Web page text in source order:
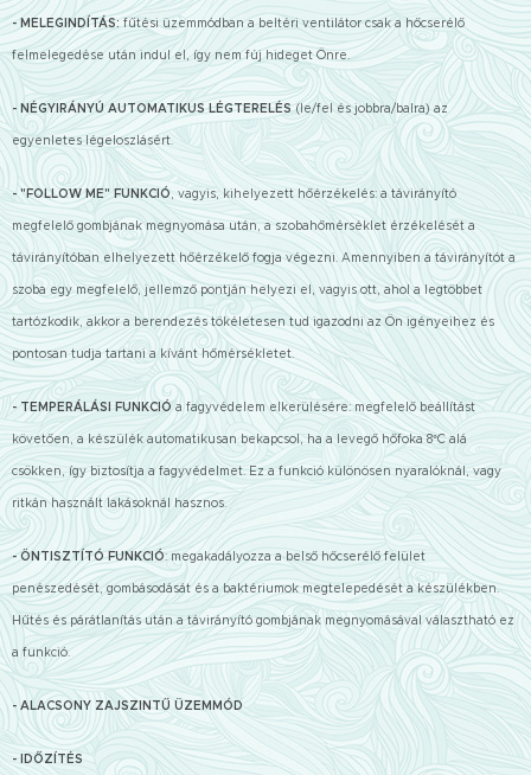
- MELEGINDÍTÁS:fűtési üzemmódban a beltéri ventilátor csak a hőcserélő
felmelegedése után indul el, így nem fúj hideget Önre.
- NÉGYIRÁNYÚ AUTOMATIKUS LÉGTERELÉS(le/fel és jobbra/balra) az
egyenletes légeloszlásért.
- "FOLLOW ME" FUNKCIÓ, vagyis, kihelyezett hőérzékelés: a távirányító
megfelelő gombjának megnyomása után, a szobahőmérséklet érzékelését a
távirányítóban elhelyezett hőérzékelő fogja végezni. Amennyiben a távirányítót a
szoba egy megfelelő, jellemző pontján helyezi el, vagyis ott, ahol a legtöbbet
tartózkodik, akkor a berendezés tökéletesen tud igazodni az Ön igényeihez és
pontosan tudja tartani a kívánt hőmérsékletet.
- TEMPERÁLÁSI FUNKCIÓa fagyvédelem elkerülésére: megfelelő beállítást
követően, a készülék automatikusan bekapcsol, ha a levegő hőfoka 8°C alá
csökken, így biztosítja a fagyvédelmet. Ez a funkció különösen nyaralóknál, vagy
ritkán használt lakásoknál hasznos.
- ÖNTISZTÍTÓ FUNKCIÓ: megakadályozza a belső hőcserélő felület
penészedését, gombásodását és a baktériumok megtelepedését a készülékben.
Hűtés és párátlanítás után a távirányító gombjának megnyomásával választható ez
a funkció.
- ALACSONY ZAJSZINTŰ ÜZEMMÓD
- IDŐZÍTÉS